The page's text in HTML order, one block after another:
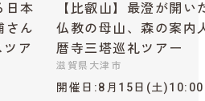
日本
さん
ツア
【比叡山】最澄が開い
仏教の母山、森の案内
暦寺三塔巡礼ツアー
滋賀県大津市
開催日 8月15日(土